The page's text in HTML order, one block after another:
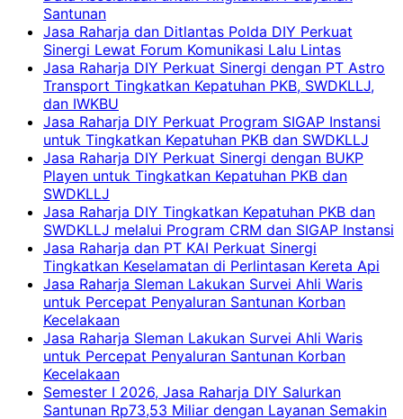
Santunan
Jasa Raharja dan Ditlantas Polda DIY Perkuat
Sinergi Lewat Forum Komunikasi Lalu Lintas
Jasa Raharja DIY Perkuat Sinergi dengan PT Astro
Transport Tingkatkan Kepatuhan PKB, SWDKLLJ,
dan IWKBU
Jasa Raharja DIY Perkuat Program SIGAP Instansi
untuk Tingkatkan Kepatuhan PKB dan SWDKLLJ
Jasa Raharja DIY Perkuat Sinergi dengan BUKP
Playen untuk Tingkatkan Kepatuhan PKB dan
SWDKLLJ
Jasa Raharja DIY Tingkatkan Kepatuhan PKB dan
SWDKLLJ melalui Program CRM dan SIGAP Instansi
Jasa Raharja dan PT KAI Perkuat Sinergi
Tingkatkan Keselamatan di Perlintasan Kereta Api
Jasa Raharja Sleman Lakukan Survei Ahli Waris
untuk Percepat Penyaluran Santunan Korban
Kecelakaan
Jasa Raharja Sleman Lakukan Survei Ahli Waris
untuk Percepat Penyaluran Santunan Korban
Kecelakaan
Semester I 2026, Jasa Raharja DIY Salurkan
Santunan Rp73,53 Miliar dengan Layanan Semakin